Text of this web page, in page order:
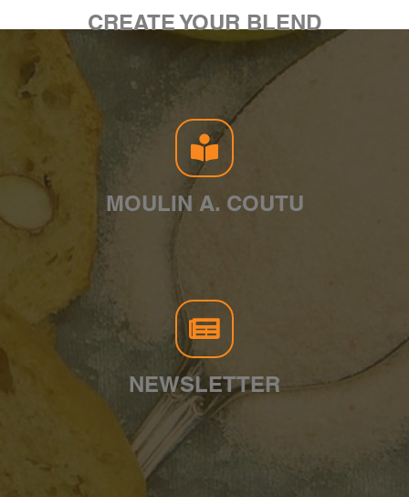
CREATE YOUR BLEND
MOULIN A. COUTU
NEWSLETTER